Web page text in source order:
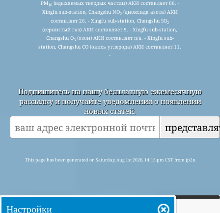
PM10(вдыхаемых твердых частиц) АКИ составляет 66. -
Xingfu sub-station, Changshu NO2(диоксида азота) АКИ
составляет 26. - Xingfu sub-station, Changshu SO2
(сернистый газ) АКИ составляет 9. - Xingfu sub-station,
Changshu O3(озон) АКИ составляет n/a. - Xingfu sub-
station, Changshu CO (окись углерода) АКИ составляет 11.
-
Подпишитесь на нашу бесплатную ежемесячную
рассылку и получайте уведомления о появлении
новых статей.
This page has been generated on Saturday, Aug 1st 2026, 14:15 pm CST from jp2n
Настройки